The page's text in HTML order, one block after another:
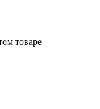
товаре